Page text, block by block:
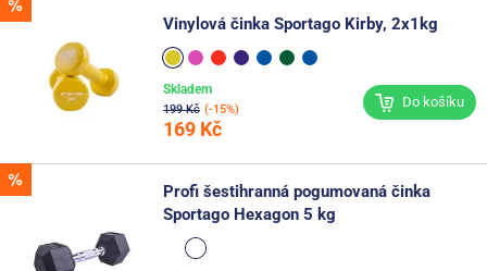
Vinylová činka Sportago Kirby, 2x1kg
199 Kč (-15%)
169 Kč
Skladem
Do košíku
Profi šestihranná pogumovaná činka
Sportago Hexagon 5 kg